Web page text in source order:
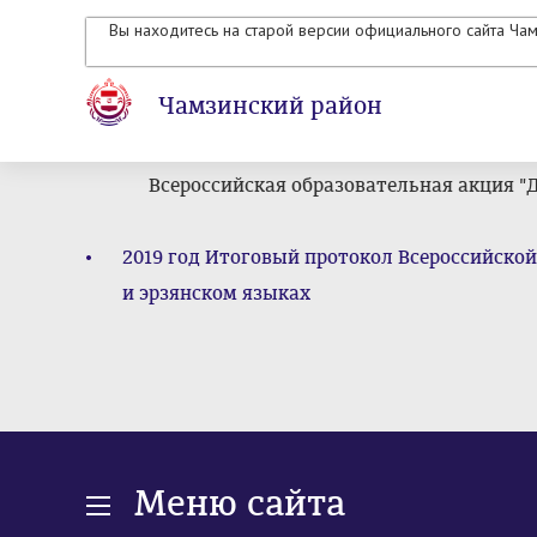
Вы находитесь на старой версии официального сайта
Чамзинский район
Всероссийская образовательная
2019 год Итоговый протокол
и эрзянском языках
Меню сайта